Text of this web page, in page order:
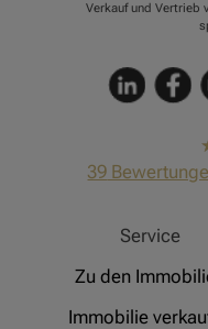
Verkauf und Vertrieb
39
Service
Zu den
Immobilie